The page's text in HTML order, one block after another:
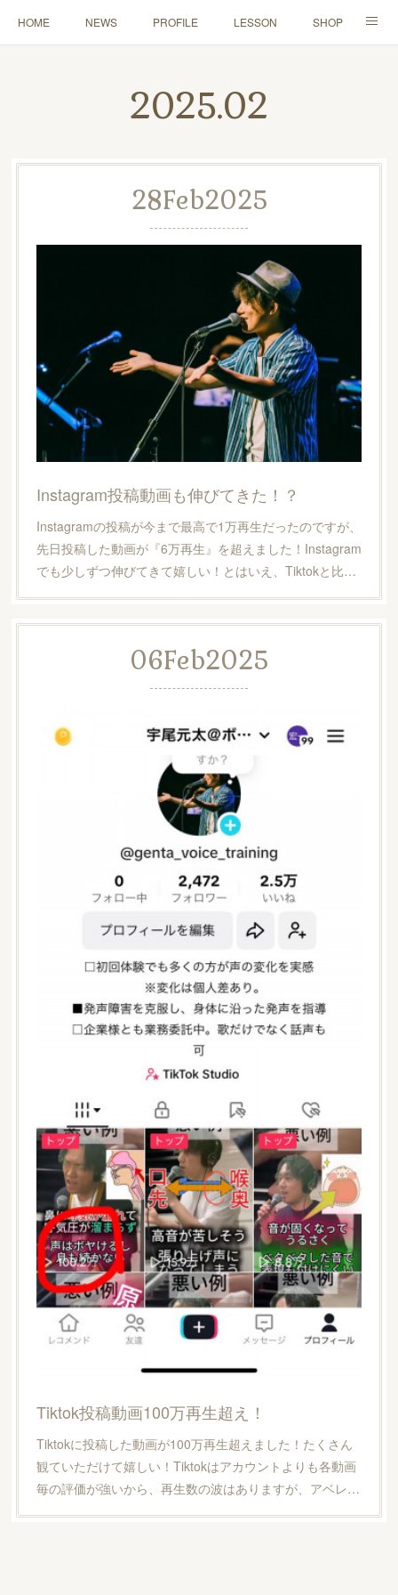
HOME NEWS PROFILE LESSON SHOP
2025.02
28Feb2025
Instagram投稿動画も伸びてきた！？
Instagramの投稿が今まで最高で1万再生だったのですが、
先日投稿した動画が『6万再生』を超えました！Instagram
でも少しずつ伸びてきて嬉しい！とはいえ、Tiktokと比…
06Feb2025
Tiktok投稿動画100万再生超え！
Tiktokに投稿した動画が100万再生超えました！たくさん
観ていただけて嬉しい！Tiktokはアカウントよりも各動画
毎の評価が強いから、再生数の波はありますが、アベレ…